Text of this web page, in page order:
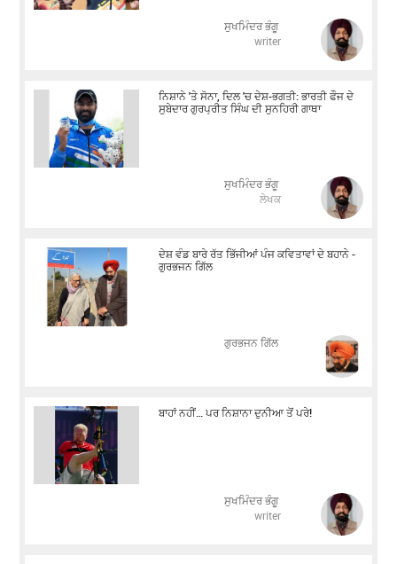
ਸੁਖਮਿੰਦਰ ਭੰਗੂ
writer
ਨਿਸ਼ਾਨੇ 'ਤੇ ਸੋਨਾ, ਦਿਲ 'ਚ ਦੇਸ਼-ਭਗਤੀ: ਭਾਰਤੀ ਫੌਜ ਦੇ
ਸੂਬੇਦਾਰ ਗੁਰਪ੍ਰੀਤ ਸਿੰਘ ਦੀ ਸੁਨਹਿਰੀ ਗਾਥਾ
ਸੁਖਮਿੰਦਰ ਭੰਗੂ
ਲੇਖਕ
ਦੇਸ਼ ਵੰਡ ਬਾਰੇ ਰੱਤ ਭਿੱਜੀਆਂ ਪੰਜ ਕਵਿਤਾਵਾਂ ਦੇ ਬਹਾਨੇ -
ਗੁਰਭਜਨ ਗਿੱਲ
​​​​​​​ਗੁਰਭਜਨ ਗਿੱਲ
ਬਾਹਾਂ ਨਹੀਂ… ਪਰ ਨਿਸ਼ਾਨਾ ਦੁਨੀਆ ਤੋਂ ਪਰੇ!
ਸੁਖਮਿੰਦਰ ਭੰਗੂ
writer